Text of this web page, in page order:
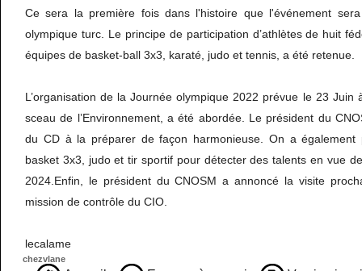
Ce sera la première fois dans l'histoire que l'événement
olympique turc. Le principe de participation d’athlètes de huit
équipes de basket-ball 3x3, karaté, judo et tennis, a été retenue.
L’organisation de la Journée olympique 2022 prévue le 23 Juin
sceau de l’Environnement, a été abordée. Le président du
du CD à la préparer de façon harmonieuse. On a également
basket 3x3, judo et tir sportif pour détecter des talents en vue
2024.Enfin, le président du CNOSM a annoncé la visite
mission de contrôle du CIO.
lecalame
chezvlane